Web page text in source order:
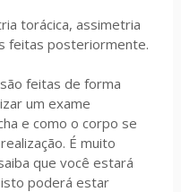
torácica, assimetria
feitas posteriormente.
feitas de forma
um exame
e como o corpo se
É muito
que você estará
poderá estar